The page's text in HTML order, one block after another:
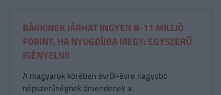
BÁRKINEK JÁRHAT INGYEN 8-11 MILLIÓ
FORINT, HA NYUGDÍJBA MEGY: EGYSZERŰ
IGÉNYELNI!
A magyarok körében évről-évre nagyobb
népszerűségnek örvendenek a